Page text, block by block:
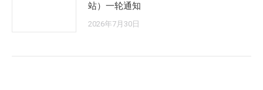
站）一轮通知
2026年7月30日